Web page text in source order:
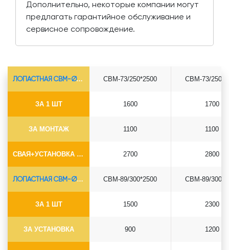
Дополнительно, некоторые компании могут
предлагать гарантийное обслуживание и
сервисное сопровождение.
ЛОПАСТНАЯ СВМ-Ø73*5.5
ЗА 1 ШТ
ЗА МОНТАЖ
СВАЯ+УСТАНОВКА (БЕЗ ОГОЛОВКА)
СВМ-73/250*2500
1600
1100
2700
СВМ-73/
1700
1100
2800
ЛОПАСТНАЯ СВМ-Ø89*6.5
ЗА 1 ШТ
ЗА УСТАНОВКА
СВМ-89/300*2500
1500
900
СВМ-89/
2300
1200